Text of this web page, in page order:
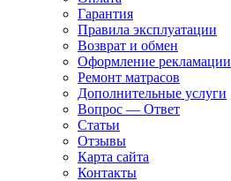
Гарантия
Правила эксплуатации
Возврат и обмен
Оформление рекламации
Ремонт матрасов
Дополнительные услуги
Вопрос — Ответ
Статьи
Отзывы
Карта сайта
Контакты